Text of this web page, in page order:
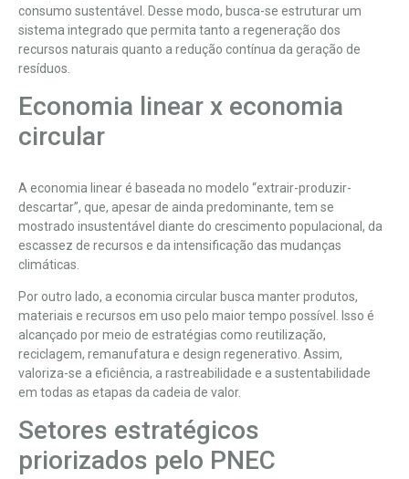
consumo sustentável. Desse modo, busca-se estruturar um
sistema integrado que permita tanto a regeneração dos
recursos naturais quanto a redução contínua da geração de
resíduos.
Economia linear x economia
circular
A economia linear é baseada no modelo “extrair-produzir-
descartar”, que, apesar de ainda predominante, tem se
mostrado insustentável diante do crescimento populacional, da
escassez de recursos e da intensificação das mudanças
climáticas.
Por outro lado, a economia circular busca manter produtos,
materiais e recursos em uso pelo maior tempo possível. Isso é
alcançado por meio de estratégias como reutilização,
reciclagem, remanufatura e design regenerativo. Assim,
valoriza-se a eficiência, a rastreabilidade e a sustentabilidade
em todas as etapas da cadeia de valor.
Setores estratégicos
priorizados pelo PNEC